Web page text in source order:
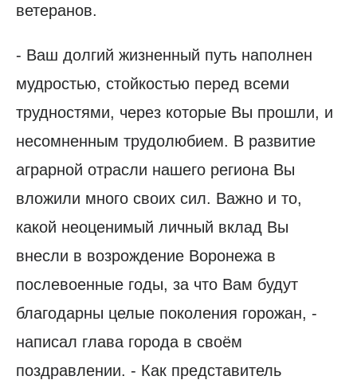
ветеранов.
- Ваш долгий жизненный путь наполнен
мудростью, стойкостью перед всеми
трудностями, через которые Вы прошли, и
несомненным трудолюбием. В развитие
аграрной отрасли нашего региона Вы
вложили много своих сил. Важно и то,
какой неоценимый личный вклад Вы
внесли в возрождение Воронежа в
послевоенные годы, за что Вам будут
благодарны целые поколения горожан, -
написал глава города в своём
поздравлении. - Как представитель